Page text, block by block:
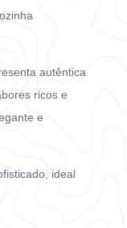
autêntica
ricos e
e
ideal